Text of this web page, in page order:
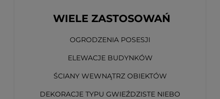
WIELE ZASTOSOWAŃ
OGRODZENIA POSESJI
ELEWACJE BUDYNKÓW
ŚCIANY WEWNĄTRZ OBIEKTÓW
DEKORACJE TYPU GWIEŹDZISTE NIEBO